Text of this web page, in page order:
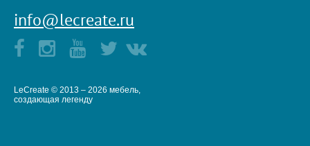
info@lecreate.ru
LeCreate © 2013 – 2026 мебель,
создающая легенду